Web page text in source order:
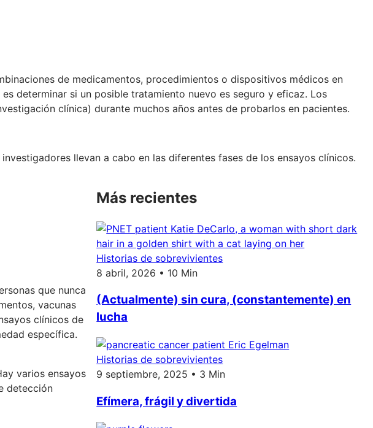
de medicamentos, procedimientos o dispositivos médicos en
determinar si un posible tratamiento nuevo es seguro y eficaz. Los
clínica) durante muchos años antes de probarlos en pacientes.
llevan a cabo en las diferentes fases de los ensayos clínicos.
que nunca
vacunas
clínicos de
específica.
varios ensayos
detección
Más recientes
Historias de sobrevivientes
8 abril, 2026 • 10 Min
(Actualmente) sin cura, (constantemente) en
lucha
Historias de sobrevivientes
9 septiembre, 2025 • 3 Min
Efímera, frágil y divertida